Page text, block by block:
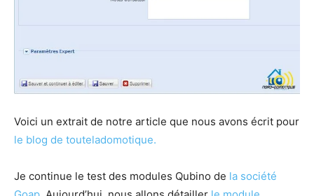
Voici un extrait de notre article que nous avons écrit pour
le blog de touteladomotique.
Je continue le test des modules Qubino de la société